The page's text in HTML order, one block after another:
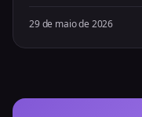
29 de maio de 2026